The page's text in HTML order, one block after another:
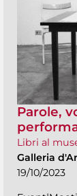
Parole,
Libri al
Galleria
19/10/2023